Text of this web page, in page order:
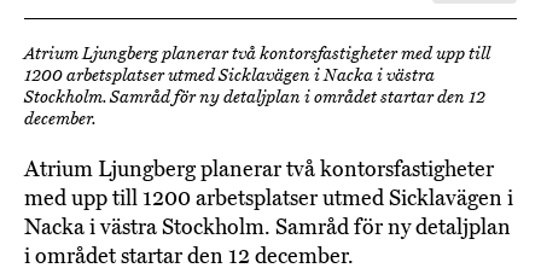
Atrium Ljungberg planerar två kontorsfastigheter med upp till
1200 arbetsplatser utmed Sicklavägen i Nacka i västra
Stockholm. Samråd för ny detaljplan i området startar den 12
december.
Atrium Ljungberg planerar två kontorsfastigheter
med upp till 1200 arbetsplatser utmed Sicklavägen i
Nacka i västra Stockholm. Samråd för ny detaljplan
i området startar den 12 december.